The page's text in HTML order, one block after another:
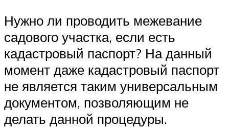
Нужно ли проводить межевание
садового участка, если есть
кадастровый паспорт? На данный
момент даже кадастровый паспорт
не является таким универсальным
документом, позволяющим не
делать данной процедуры.